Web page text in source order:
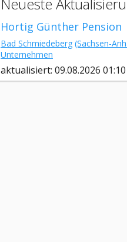
Hortig Günther Pension
Bad Schmiedeberg (Sachsen-
Unternehmen
aktualisiert: 09.08.2026 01:10